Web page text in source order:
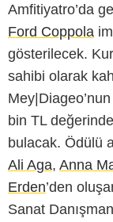
Amfitiyatro’da
Ford Coppola
gösterilecek.
sahibi olarak
bin TL
bulacak. Ödülü
Ali Aga, Anna
Erden’den
Sanat